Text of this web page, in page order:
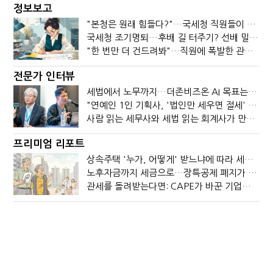
정보보고
"본청은 원래 힘들다?"…국세청 직원들이 떠나는 이유
국세청 조기명퇴…후배 길 터주기? 선배 밀어내기?
"한 번만 더 건드려봐"…직원에 폭발한 관세청장, 왜?
전문가 인터뷰
세법에서 노무까지…더존비즈온 AI 목표는 '전문가의 시간'
"연예인 1인 기획사, '법인만 세우면 절세' 시대 끝났다"
사람 읽는 세무사와 세법 읽는 회계사가 만나면?
프리미엄 리포트
상속주택 '누가, 어떻게' 받느냐에 따라 세금이 달라진다
노후자금까지 세금으로…장특공제 폐지가 부를 조세의 역설
관세를 돌려받는다면: CAPE가 바꾼 기업의 현금흐름